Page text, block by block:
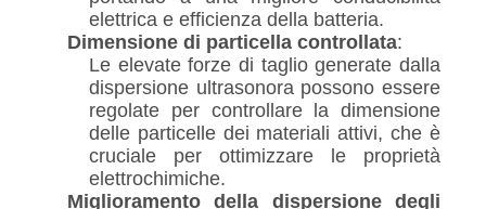
elettrica e efficienza della batteria.
Dimensione di particella controllata:
Le elevate forze di taglio generate dalla
dispersione ultrasonora possono essere
regolate per controllare la dimensione
delle particelle dei materiali attivi, che è
cruciale per ottimizzare le proprietà
elettrochimiche.
Miglioramento della dispersione degli